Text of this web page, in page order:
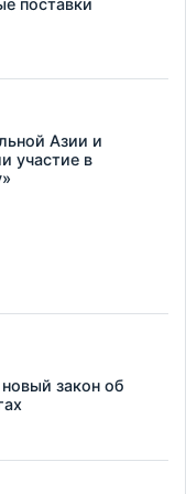
Азии и
участие в
закон об